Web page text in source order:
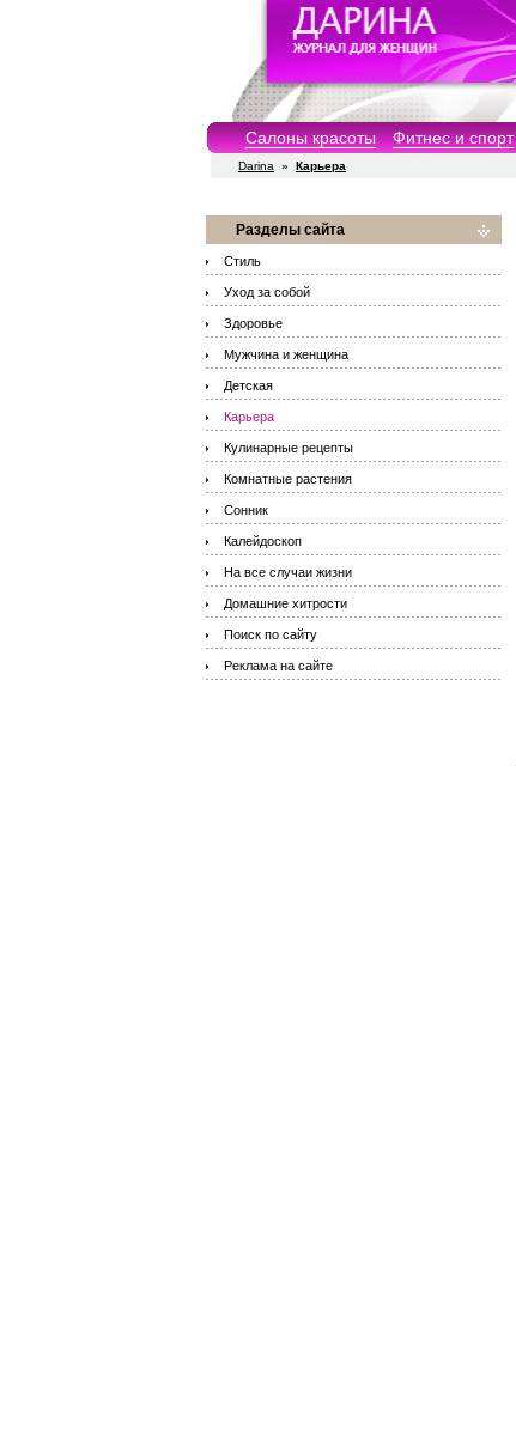
Салоны красоты Фитнес и спорт
Darina » Карьера
Разделы сайта
Стиль
Уход за собой
Здоровье
Мужчина и женщина
Детская
Карьера
Кулинарные рецепты
Комнатные растения
Сонник
Калейдоскоп
На все случаи жизни
Домашние хитрости
Поиск по сайту
Реклама на сайте